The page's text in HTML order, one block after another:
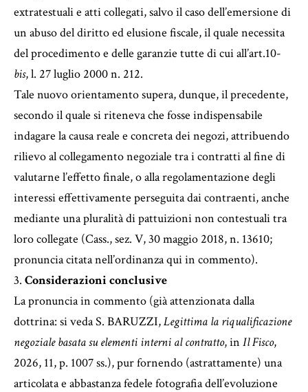
extratestuali e atti collegati, salvo il caso dell’emersione di
un abuso del diritto ed elusione fiscale, il quale necessita
del procedimento e delle garanzie tutte di cui all’art.10-
bis, l. 27 luglio 2000 n. 212.
Tale nuovo orientamento supera, dunque, il precedente,
secondo il quale si riteneva che fosse indispensabile
indagare la causa reale e concreta dei negozi, attribuendo
rilievo al collegamento negoziale tra i contratti al fine di
valutarne l’effetto finale, o alla regolamentazione degli
interessi effettivamente perseguita dai contraenti, anche
mediante una pluralità di pattuizioni non contestuali tra
loro collegate (Cass., sez. V, 30 maggio 2018, n. 13610;
pronuncia citata nell’ordinanza qui in commento).
3. Considerazioni conclusive
La pronuncia in commento (già attenzionata dalla
dottrina: si veda S. BARUZZI,Legittima la riqualificazione
negoziale basata su elementi interni al contratto, in Il Fisco,
2026, 11, p. 1007 ss.), pur fornendo (astrattamente) una
articolata e abbastanza fedele fotografia dell’evoluzione